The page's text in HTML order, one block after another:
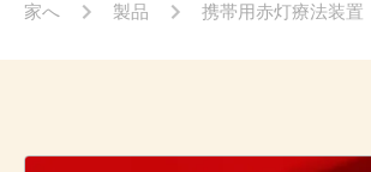
家へ 製品 携帯用赤灯療法装置